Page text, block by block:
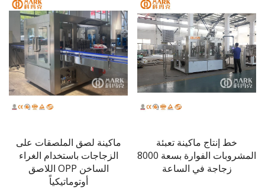
خط إنتاج ماكينة تعبئة
المشروبات الفوارة بسعة 8000
زجاجة في الساعة
ماكينة لصق الملصقات على
الزجاجات باستخدام الغراء
الساخن OPP اللاصق
أوتوماتيكياً